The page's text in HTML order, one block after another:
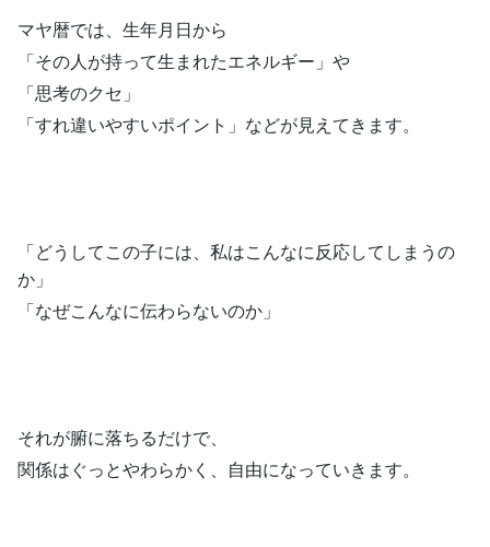
マヤ暦では、生年月日から
「その人が持って生まれたエネルギー」や
「思考のクセ」
「すれ違いやすいポイント」などが見えてきます。
「どうしてこの子には、私はこんなに反応してしまうの
か」
「なぜこんなに伝わらないのか」
それが腑に落ちるだけで、
関係はぐっとやわらかく、自由になっていきます。